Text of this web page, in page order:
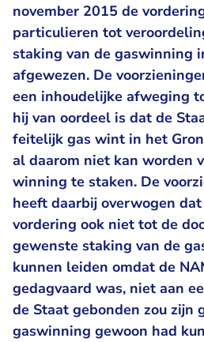
november 2015 de
particulieren tot
staking van de gaswinning
afgewezen. De
een inhoudelijke afweging
hij van oordeel is dat de
feitelijk gas wint in het
al daarom niet kan worden
winning te staken. De
heeft daarbij overwogen
vordering ook niet tot de
gewenste staking van de
kunnen leiden omdat de
gedagvaard was, niet aan
de Staat gebonden zou zijn
gaswinning gewoon had